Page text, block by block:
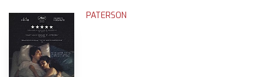
PATERSON